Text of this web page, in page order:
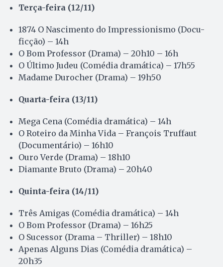
Terça-feira (12/11)
1874 O Nascimento do Impressionismo (Docu-
ficção) – 14h
O Bom Professor (Drama) – 20h10 – 16h
O Último Judeu (Comédia dramática) – 17h55
Madame Durocher (Drama) – 19h50
Quarta-feira (13/11)
Mega Cena (Comédia dramática) – 14h
O Roteiro da Minha Vida – François Truffaut
(Documentário) – 16h10
Ouro Verde (Drama) – 18h10
Diamante Bruto (Drama) – 20h40
Quinta-feira (14/11)
Três Amigas (Comédia dramática) – 14h
O Bom Professor (Drama) – 16h25
O Sucessor (Drama – Thriller) – 18h10
Apenas Alguns Dias (Comédia dramática) –
20h35